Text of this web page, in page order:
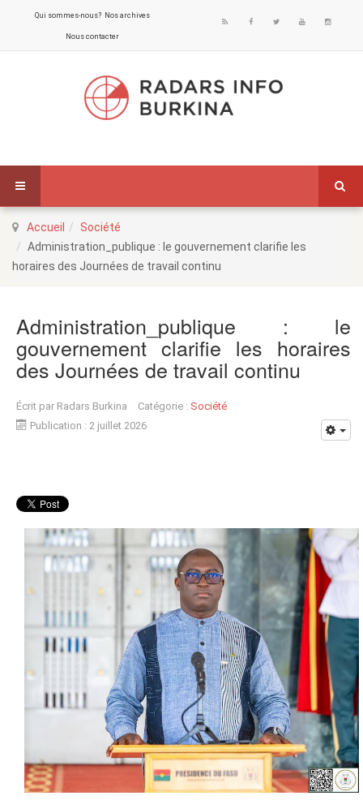
Qui sommes-nous? Nos archives
Nous contacter
Accueil
Société
Administration_publique : le gouvernement clarifie les
horaires des Journées de travail continu
Administration_publique : le
gouvernement clarifie les horaires
des Journées de travail continu
Écrit par Radars Burkina Catégorie : Société
Publication : 2 juillet 2026